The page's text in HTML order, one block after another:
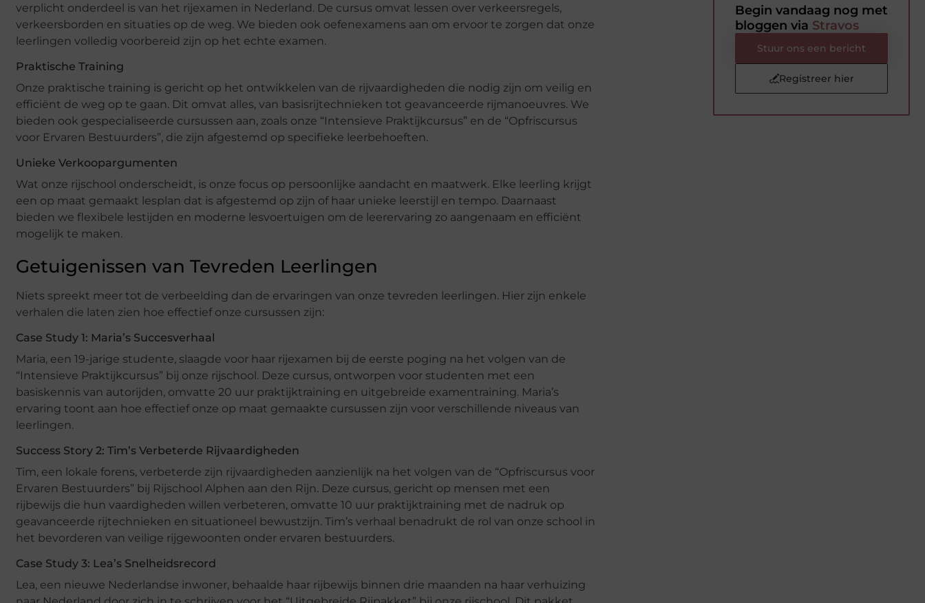
verplicht onderdeel is van het rijexamen in Nederland. De cursus omvat lessen over verkeersregels,
verkeersborden en situaties op de weg. We bieden ook oefenexamens aan om ervoor te zorgen dat onze
leerlingen volledig voorbereid zijn op het echte examen.
Praktische Training
Onze praktische training is gericht op het ontwikkelen van de rijvaardigheden die nodig zijn om veilig en
efficiënt de weg op te gaan. Dit omvat alles, van basisrijtechnieken tot geavanceerde rijmanoeuvres. We
bieden ook gespecialiseerde cursussen aan, zoals onze “Intensieve Praktijkcursus” en de “Opfriscursus
voor Ervaren Bestuurders”, die zijn afgestemd op specifieke leerbehoeften.
Unieke Verkoopargumenten
Wat onze rijschool onderscheidt, is onze focus op persoonlijke aandacht en maatwerk. Elke leerling krijgt
een op maat gemaakt lesplan dat is afgestemd op zijn of haar unieke leerstijl en tempo. Daarnaast
bieden we flexibele lestijden en moderne lesvoertuigen om de leerervaring zo aangenaam en efficiënt
mogelijk te maken.
Getuigenissen van Tevreden Leerlingen
Niets spreekt meer tot de verbeelding dan de ervaringen van onze tevreden leerlingen. Hier zijn enkele
verhalen die laten zien hoe effectief onze cursussen zijn:
Case Study 1: Maria’s Succesverhaal
Maria, een 19-jarige studente, slaagde voor haar rijexamen bij de eerste poging na het volgen van de
“Intensieve Praktijkcursus” bij onze rijschool. Deze cursus, ontworpen voor studenten met een
basiskennis van autorijden, omvatte 20 uur praktijktraining en uitgebreide examentraining. Maria’s
ervaring toont aan hoe effectief onze op maat gemaakte cursussen zijn voor verschillende niveaus van
leerlingen.
Success Story 2: Tim’s Verbeterde Rijvaardigheden
Tim, een lokale forens, verbeterde zijn rijvaardigheden aanzienlijk na het volgen van de “Opfriscursus voor
Ervaren Bestuurders” bij Rijschool Alphen aan den Rijn. Deze cursus, gericht op mensen met een
rijbewijs die hun vaardigheden willen verbeteren, omvatte 10 uur praktijktraining met de nadruk op
geavanceerde rijtechnieken en situationeel bewustzijn. Tim’s verhaal benadrukt de rol van onze school in
het bevorderen van veilige rijgewoonten onder ervaren bestuurders.
Case Study 3: Lea’s Snelheidsrecord
Lea, een nieuwe Nederlandse inwoner, behaalde haar rijbewijs binnen drie maanden na haar verhuizing
Begin vandaag nog met
bloggen via Stravos
Stuur ons een bericht
Registreer hier